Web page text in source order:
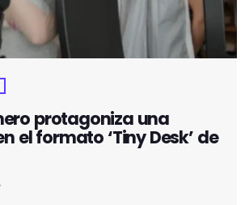
protagoniza una
el formato ‘Tiny Desk’ de